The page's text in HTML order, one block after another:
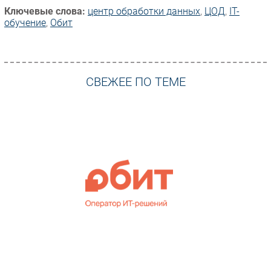
Ключевые слова: центр обработки данных, ЦОД, IT-
обучение, Обит
СВЕЖЕЕ ПО ТЕМЕ